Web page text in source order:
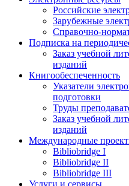
Российские
Зарубежные
Справочно-
Подписка на
Заказ учебной
изданий
Книгообеспеченность
Указатели
подготовки
Труды
Заказ учебной
изданий
Международные
Bibliobridge I
Bibliobridge II
Bibliobridge III
Услуги и сервисы